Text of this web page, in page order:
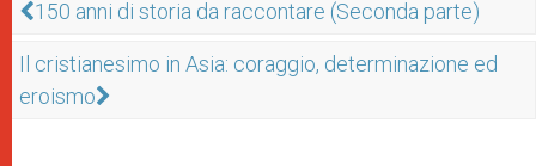
150 anni di storia da raccontare (Seconda parte)
Il cristianesimo in Asia: coraggio, determinazione ed
eroismo